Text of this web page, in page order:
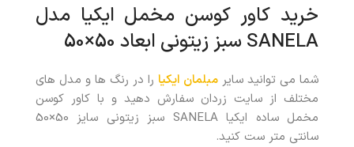
خرید کاور کوسن مخمل ایکیا مدل
SANELAسبز زیتونی ابعاد 50×50
شما می توانید سایر مبلمان ایکیا را در رنگ ها و مدل های
مختلف از سایت زردان سفارش دهید و با کاور کوسن
مخمل ساده ایکیا SANELA سبز زیتونی سایز 50×50
سانتی متر ست کنید.